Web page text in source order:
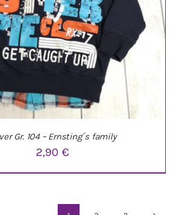
Gr. 104 – Ernsting´s family
2,90€